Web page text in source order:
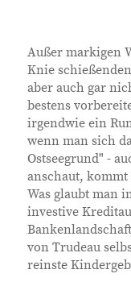
Außer markigen
Knie
aber auch gar
bestens
irgendwie ein
wenn man sich
Ostseegrund" -
anschaut,
Was glaubt man
investive
von Trudeau
reinste